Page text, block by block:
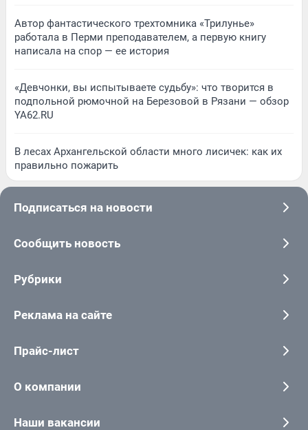
Автор фантастического трехтомника «Трилунье»
работала в Перми преподавателем, а первую книгу
написала на спор — ее история
«Девчонки, вы испытываете судьбу»: что творится в
подпольной рюмочной на Березовой в Рязани — обзор
YA62.RU
В лесах Архангельской области много лисичек: как их
правильно пожарить
Подписаться на новости
Сообщить новость
Рубрики
Реклама на сайте
Прайс-лист
О компании
Наши вакансии